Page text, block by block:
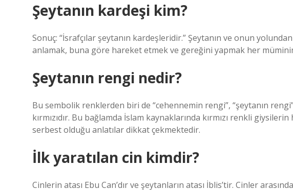
Şeytanın kardeşi kim?
Sonuç: “İsrafçılar şeytanın kardeşleridir.” Şeytanın ve onun
anlamak, buna göre hareket etmek ve gereğini yapmak her
Şeytanın rengi nedir?
Bu sembolik renklerden biri de “cehennemin rengi”, “şeytanın
kırmızıdır. Bu bağlamda İslam kaynaklarında kırmızı renkli
serbest olduğu anlatılar dikkat çekmektedir.
İlk yaratılan cin kimdir?
Cinlerin atası Ebu Can’dır ve şeytanların atası İblis’tir. Cinler